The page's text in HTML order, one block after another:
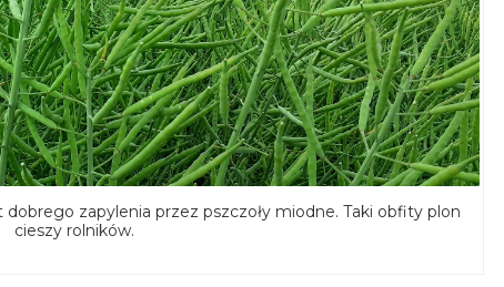
zapylenia przez pszczoły miodne. Taki obfity plon
cieszy rolników.